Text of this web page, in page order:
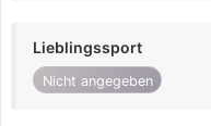
Lieblingssport
Nicht angegeben